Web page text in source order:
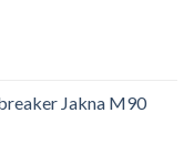
Jakna M90